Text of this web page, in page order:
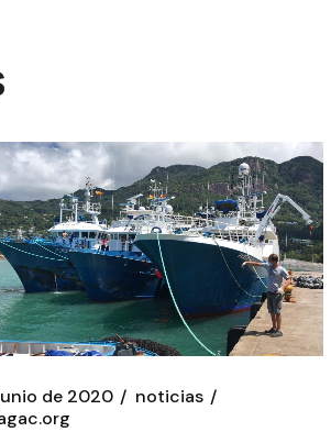
de 2020
noticias